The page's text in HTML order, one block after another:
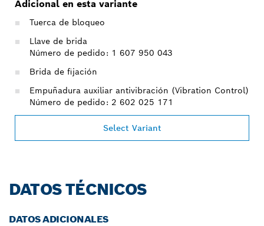
Adicional en esta variante
Tuerca de bloqueo
Llave de brida
Número de pedido: 1 607 950 043
Brida de fijación
Empuñadura auxiliar antivibración (Vibration Control)
Número de pedido: 2 602 025 171
Select Variant
DATOS TÉCNICOS
DATOS ADICIONALES